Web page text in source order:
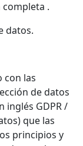
.
datos.
con las
de datos
inglés GDPR /
que las
principios y